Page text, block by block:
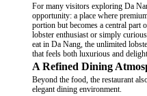
For many visitors exploring Da
opportunity: a place where
portion but becomes a central part
lobster enthusiast or simply
eat in Da Nang, the unlimited
that feels both luxurious and
A Refined Dining
Beyond the food, the restaurant
elegant dining environment.